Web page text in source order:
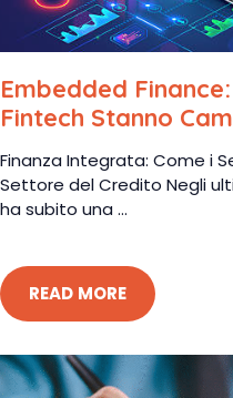
Embedded
Fintech Stanno
Finanza Integrata: Come i
Settore del Credito Negli
ha subito una ...
READ MORE